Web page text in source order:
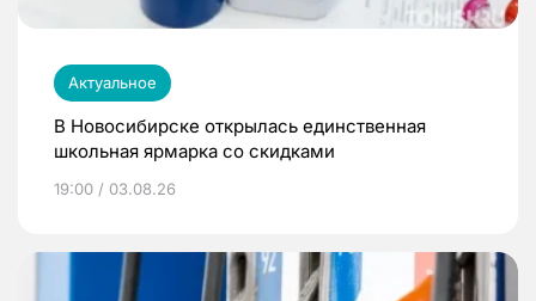
Актуальное
В Новосибирске открылась единственная
школьная ярмарка со скидками
19:00 / 03.08.26